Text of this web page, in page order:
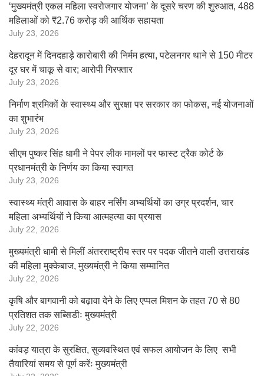
‘मुख्यमंत्री एकल महिला स्वरोजगार योजना’ के दूसरे चरण की शुरुआत, 488
महिलाओं को ₹2.76 करोड़ की आर्थिक सहायता
July 23, 2026
देहरादून में दिनदहाड़े कारोबारी की निर्मम हत्या, पटेलनगर थाने से 150 मीटर
दूर घर में चाकू से वार; आरोपी गिरफ्तार
July 23, 2026
निर्माण श्रमिकों के स्वास्थ्य और सुरक्षा पर सरकार का फोकस, नई योजनाओं
का शुभारंभ
July 23, 2026
सीएम पुष्कर सिंह धामी ने पेपर लीक मामलों पर फास्ट ट्रैक कोर्ट के
प्रधानमंत्री के निर्णय का किया स्वागत
July 23, 2026
स्वास्थ्य मंत्री आवास के बाहर नर्सिंग अभ्यर्थियों का उग्र प्रदर्शन, चार
महिला अभ्यर्थियों ने किया आत्महत्या का प्रयास
July 22, 2026
मुख्यमंत्री धामी से मिलीं अंतरराष्ट्रीय स्तर पर पदक जीतने वाली उत्तराखंड
की महिला मुक्केबाज, मुख्यमंत्री ने किया सम्मानित
July 22, 2026
कृषि और बागवानी को बढ़ावा देने के लिए एप्पल मिशन के तहत 70 से 80
प्रतिशत तक सब्सिडीः मुख्यमंत्री
July 22, 2026
कांवड़ यात्रा के सुरक्षित, सुव्यवस्थित एवं सफल आयोजन के लिए सभी
तैयारियां समय से पूर्ण करेंः मुख्यमंत्री